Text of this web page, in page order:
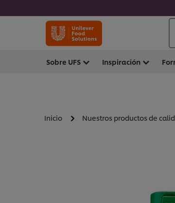
Sobre UFS Inspiración
Inicio Nuestros productos de